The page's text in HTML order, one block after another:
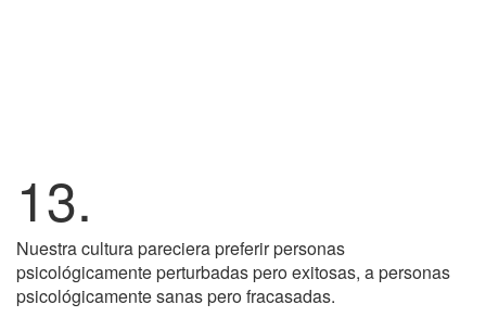
13.
Nuestra cultura pareciera preferir personas
psicológicamente perturbadas pero exitosas, a personas
psicológicamente sanas pero fracasadas.